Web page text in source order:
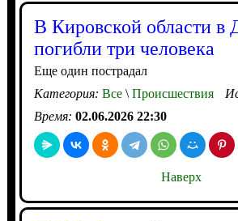
В Кировской области в
погибли три человека
Еще один пострадал
Категория: Все\Происшествия
Время: 02.06.2026 22:30
Наверх